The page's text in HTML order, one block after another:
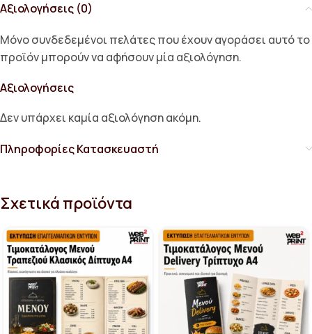
Αξιολογήσεις (0)
Αξιολογήσεις
Δεν υπάρχει καμία αξιολόγηση ακόμη.
Μόνο συνδεδεμένοι πελάτες που έχουν αγοράσει αυτό το
προϊόν μπορούν να αφήσουν μία αξιολόγηση.
Πληροφορίες Κατασκευαστή
Σχετικά προϊόντα